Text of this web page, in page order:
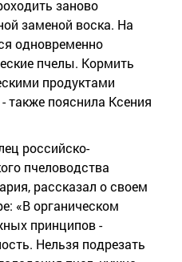
заново
заменой воска. На
одновременно
пчелы. Кормить
продуктами
также пояснила Ксения
российско-
пчеловодства
рассказал о своем
«В органическом
принципов -
Нельзя подрезать